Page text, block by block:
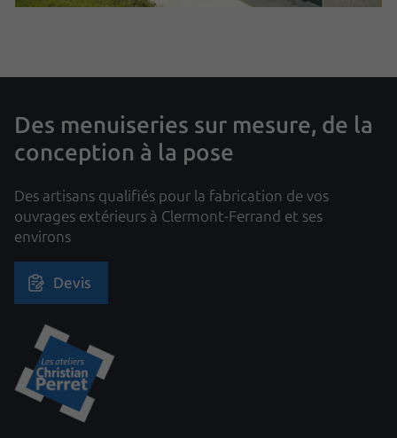
Des menuiseries sur mesure, de la
conception à la pose
Des artisans qualifiés pour la fabrication de vos
ouvrages extérieurs à Clermont-Ferrand et ses
environs
Devis